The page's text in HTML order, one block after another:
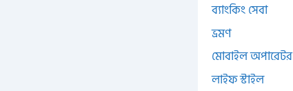
ব্যাংকিং সেবা
ভ্রমণ
মোবাইল অপারেটর
লাইফ স্টাইল